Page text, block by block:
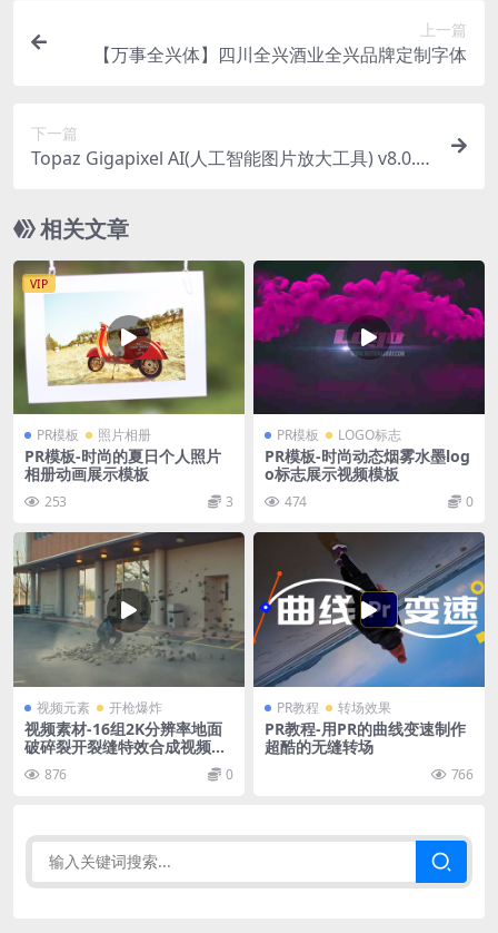
上一篇
【万事全兴体】四川全兴酒业全兴品牌定制字体
下一篇
Topaz Gigapixel AI(人工智能图片放大工具) v8.0.4
相关文章
VIP
PR模板 照片相册
PR模板-时尚的夏日个人照片
相册动画展示模板
253 3
PR模板 LOGO标志
PR模板-时尚动态烟雾水墨log
o标志展示视频模板
474 0
视频元素 开枪爆炸
视频素材-16组2K分辨率地面
破碎裂开裂缝特效合成视频素
材 876 0
PR教程 转场效果
PR教程-用PR的曲线变速制作
超酷的无缝转场
766